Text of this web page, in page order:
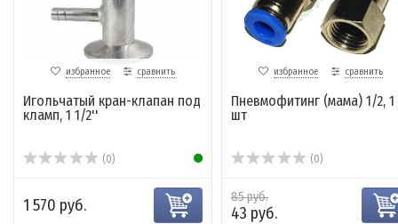
избранное сравнить
Игольчатый кран-клапан под
кламп, 1 1/2''
(0)
1 570 руб.
избранное сравнить
Пневмофитинг (мама) 1/2, 1
шт
(0)
85 руб.
43 руб.